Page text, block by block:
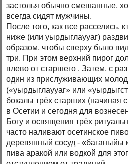
застолья обычно смешанные,
всегда сидят мужчины.
После того, как все расселись,
ниже (или уырдыглаууаг)
образом, чтобы сверху было
три. При этом верхний пирог
влево от старшего . Затем, с
один из прислуживающих
(«уырдыглаууаг» или
бокалы трёх старших (начиная
в Осетии и сегодня для
Богу и освящения трёх
часто наливают осетинское
деревянный сосуд - «баганыйы
пива аракой или водкой для